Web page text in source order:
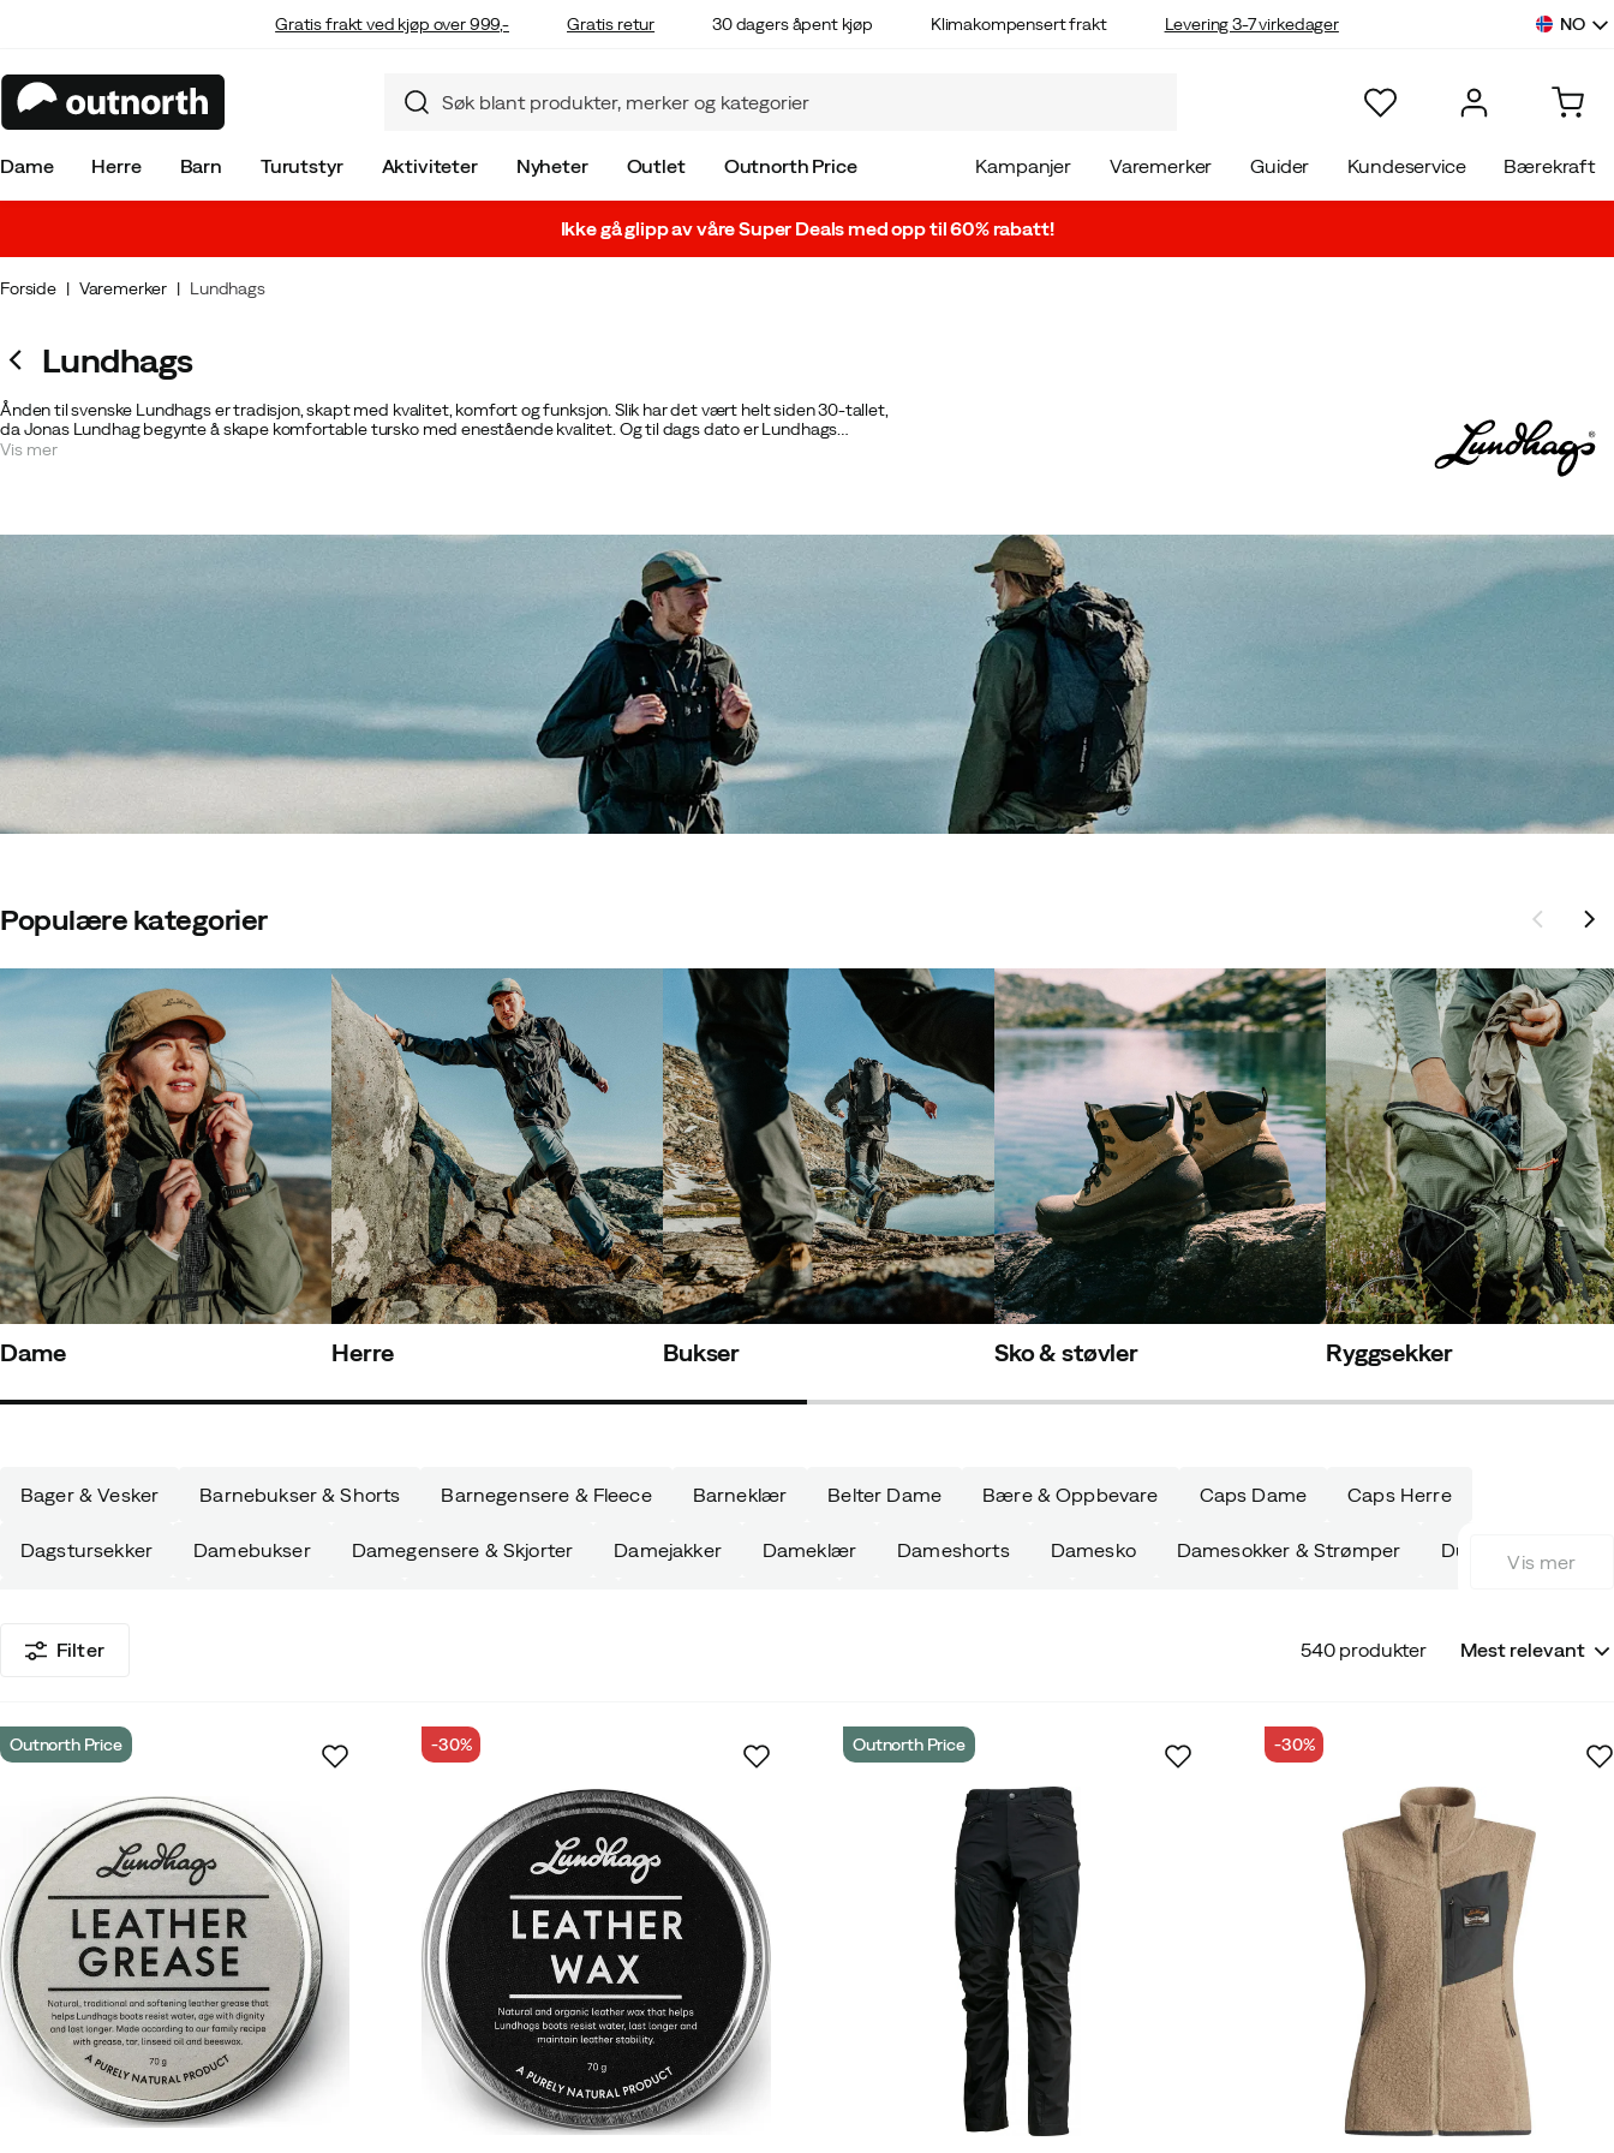
Gratis frakt ved kjøp over 999,- Gratis retur 30 dagers åpent kjøp Klimakompensert frakt Levering 3-7 virkedager NO
Dame Herre Barn Turutstyr Aktiviteter Nyheter Outlet Outnorth Price Kampanjer Varemerker Guider Kundeservice Bærekraft
Ikke gå glipp av våre Super Deals med opp til 60% rabatt!
Forside Varemerker Lundhags
Lundhags
Ånden til svenske Lundhags er tradisjon, skapt med kvalitet, komfort og funksjon. Slik har det vært helt siden 30-tallet,
da Jonas Lundhag begynte å skape komfortable tursko med enestående kvalitet. Og til dags dato er Lundhags
verdensberømte for sine tursko.
Vis mer
Populære kategorier
Dame Herre Bukser Sko & støvler Ryggsekker
Bager & Vesker Barnebukser & Shorts Barnegensere & Fleece Barneklær Belter Dame Bære & Oppbevare Caps Dame Caps Herre
Dagstursekker Damebukser Damegensere & Skjorter Damejakker Dameklær Dameshorts Damesko Damesokker & Strømper Dunjakker Dame
Friluftsbukser Dame Friluftsshorts Herre
Herresokker & Strømper Hverdagsbukser Dame Hverdagssko Herre
Lette Dunjakker Dame Luer & Hatter Dame Luer og Hatter Herre
Mellomlagsgensere Herre Midjevesker & Ryggsekker Overdeler Dame Overtrekksbukser Dame Pakkeposer Pakkeposer & Pakke Kuber Parkas Herre
PC-Veske Regnbukser Dame Regnbukser Herre Regnjakker Dame Regnjakker Herre Regntøy Dame Ryggsekker
Ryggsekkstilbehør Skallbukser Dame Skallbukser Herre Skalljakker Dame Skalljakker Herre Ski Skjorter & Bluser Dame
Skotilbehør Dame Skuldervesker Skøyter Skøyter & Tilbehør T-skjorter & Topper Dame T-skjorter Barn Tilbehør Dame
Tur & Hikingsko Herre Tur- & Hikingsko Dame Turbukser Dame Turbukser Herre Turjakker Dame Turjakker Herre Turskiløp
Vis mer
Filter 540 produkter Mest relevant
Outnorth Price -30% Outnorth Price -30%